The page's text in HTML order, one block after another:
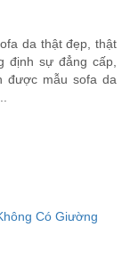
da thật đẹp, thật
định sự đẳng cấp,
được mẫu sofa da